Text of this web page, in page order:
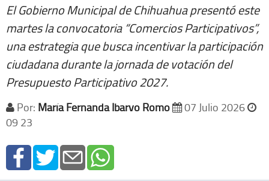
El Gobierno Municipal de Chihuahua presentó este
martes la convocatoria “Comercios Participativos”,
una estrategia que busca incentivar la participación
ciudadana durante la jornada de votación del
Presupuesto Participativo 2027.
Por: María Fernanda Ibarvo Romo
07 Julio 2026
09 23